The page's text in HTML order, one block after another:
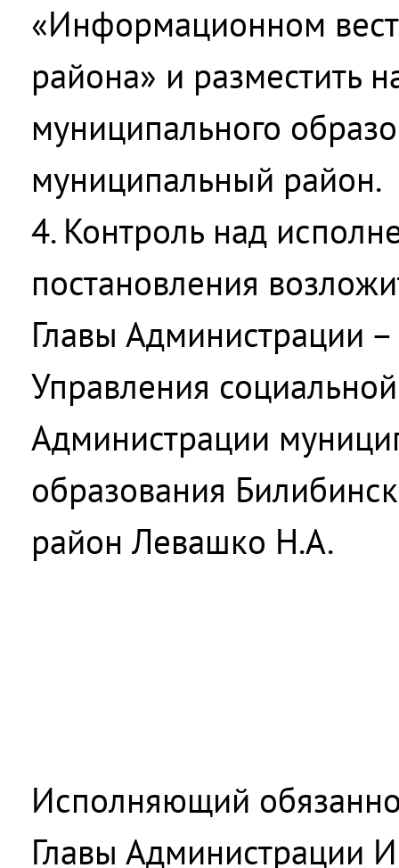
«Информационном
района» и разместить
муниципального
муниципальный район.
4. Контроль над
постановления
Главы Администрации
Управления
Администрации
образования
район Левашко Н.А.
Исполняющий
Главы Администрации